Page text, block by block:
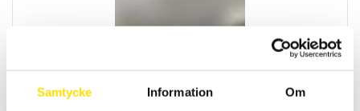
Samtycke Information Om
Säkring till MTX & CA5292-93 multimetrar